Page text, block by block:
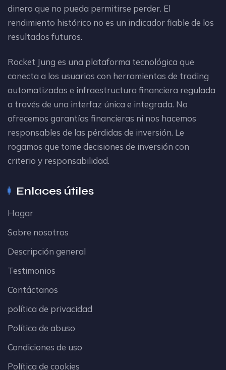
dinero que no pueda permitirse perder. El
rendimiento histórico no es un indicador fiable de los
resultados futuros.
Rocket Jung es una plataforma tecnológica que
conecta a los usuarios con herramientas de trading
automatizadas e infraestructura financiera regulada
a través de una interfaz única e integrada. No
ofrecemos garantías financieras ni nos hacemos
responsables de las pérdidas de inversión. Le
rogamos que tome decisiones de inversión con
criterio y responsabilidad.
Enlaces útiles
Hogar
Sobre nosotros
Descripción general
Testimonios
Contáctanos
política de privacidad
Política de abuso
Condiciones de uso
Política de cookies